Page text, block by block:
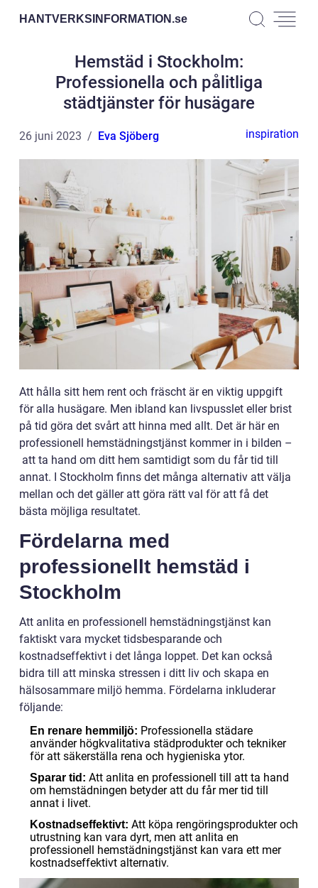
HANTVERKSINFORMATION.se
Hemstäd i Stockholm:
Professionella och pålitliga
städtjänster för husägare
26 juni 2023 Eva Sjöberg inspiration
Att hålla sitt hem rent och fräscht är en viktig uppgift
för alla husägare. Men ibland kan livspusslet eller brist
på tid göra det svårt att hinna med allt. Det är här en
professionell hemstädningstjänst kommer in i bilden –
att ta hand om ditt hem samtidigt som du får tid till
annat. I Stockholm finns det många alternativ att välja
mellan och det gäller att göra rätt val för att få det
bästa möjliga resultatet.
Fördelarna med
professionellt hemstäd i
Stockholm
Att anlita en professionell hemstädningstjänst kan
faktiskt vara mycket tidsbesparande och
kostnadseffektivt i det långa loppet. Det kan också
bidra till att minska stressen i ditt liv och skapa en
hälsosammare miljö hemma. Fördelarna inkluderar
följande:
En renare hemmiljö: Professionella städare
använder högkvalitativa städprodukter och tekniker
för att säkerställa rena och hygieniska ytor.
Sparar tid: Att anlita en professionell till att ta hand
om hemstädningen betyder att du får mer tid till
annat i livet.
Kostnadseffektivt: Att köpa rengöringsprodukter och
utrustning kan vara dyrt, men att anlita en
professionell hemstädningstjänst kan vara ett mer
kostnadseffektivt alternativ.